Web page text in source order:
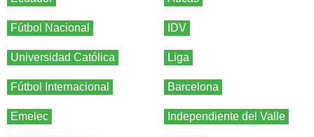
Fútbol Nacional IDV
Universidad Católica Liga
Fútbol Internacional Barcelona
Emelec Independiente del Valle